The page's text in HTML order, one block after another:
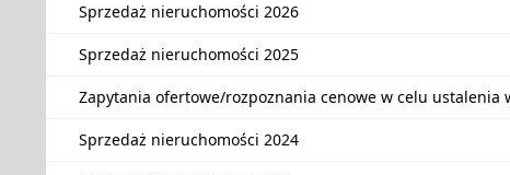
Sprzedaż nieruchomości 2026
Sprzedaż nieruchomości 2025
Zapytania ofertowe/rozpoznania cenowe w celu ustalenia
Sprzedaż nieruchomości 2024